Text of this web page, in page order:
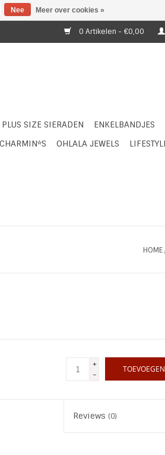
0 Artikelen - €0,00
PLUS SIZE SIERADEN ENKELBANDJES
CHARMIN*S OHLALA JEWELS
HOME
+
-
Reviews (0)
Nee Meer over cookies »